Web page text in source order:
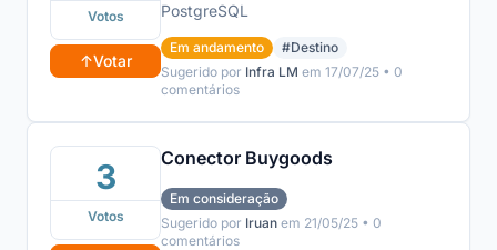
Votos
↑Votar
PostgreSQL
Em andamento
#Destino
Sugerido por Infra LM em 17/07/25 • 0
comentários
3
Votos
Conector Buygoods
Em consideração
Sugerido por Iruan em 21/05/25 • 0
comentários